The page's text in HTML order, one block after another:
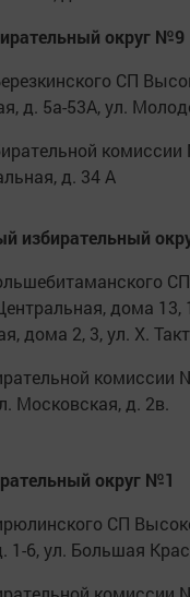
округ №9
СП
д. 5а-53А, ул.
д. 34 А
избирательный
дома 13,
дома 2, 3, ул. Х.
Московская, д. 2в.
округ №1
СП
1-6, ул. Большая